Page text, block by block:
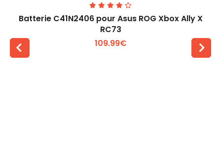
Batterie C41N2406 pour Asus ROG Xbox Ally X
RC73
109.99€